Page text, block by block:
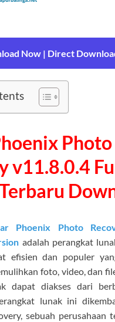
Now | Direct
Photo
v11.8.0.4
Phoenix Photo
adalah perangkat
efisien dan populer
foto, video, dan
dapat diakses dari
lunak ini
sebuah perusahaan